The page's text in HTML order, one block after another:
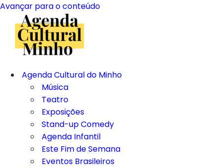
Avançar para o conteúdo
Agenda Cultural do Minho
Música
Teatro
Exposições
Stand-up Comedy
Agenda Infantil
Este Fim de Semana
Eventos Brasileiros